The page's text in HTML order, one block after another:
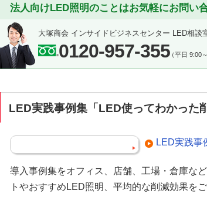
法人向けLED照明のことはお気軽にお問い
大塚商会 インサイドビジネスセンター LED相談
0120-957-355（平日 9:00
LED実践事例集「LED使ってわかった
LED実践事
導入事例集をオフィス、店舗、工場・倉庫な
トやおすすめLED照明、平均的な削減効果を